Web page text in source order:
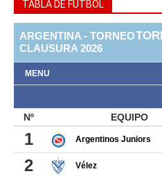
TABLA DE FUTBOL